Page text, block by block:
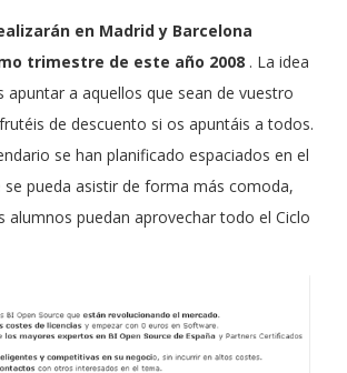
en Madrid y Barcelona
trimestre de este año 2008 . La idea
apuntar a aquellos que sean de vuestro
de descuento si os apuntáis a todos.
se han planificado espaciados en el
pueda asistir de forma más comoda,
alumnos puedan aprovechar todo el Ciclo